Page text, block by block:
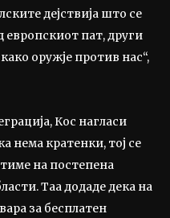
дејствија што се
европскиот пат, други
оружје против нас“,
Кос нагласи
нема кратенки, тој се
на постепена
Таа додаде дека на
за бесплатен